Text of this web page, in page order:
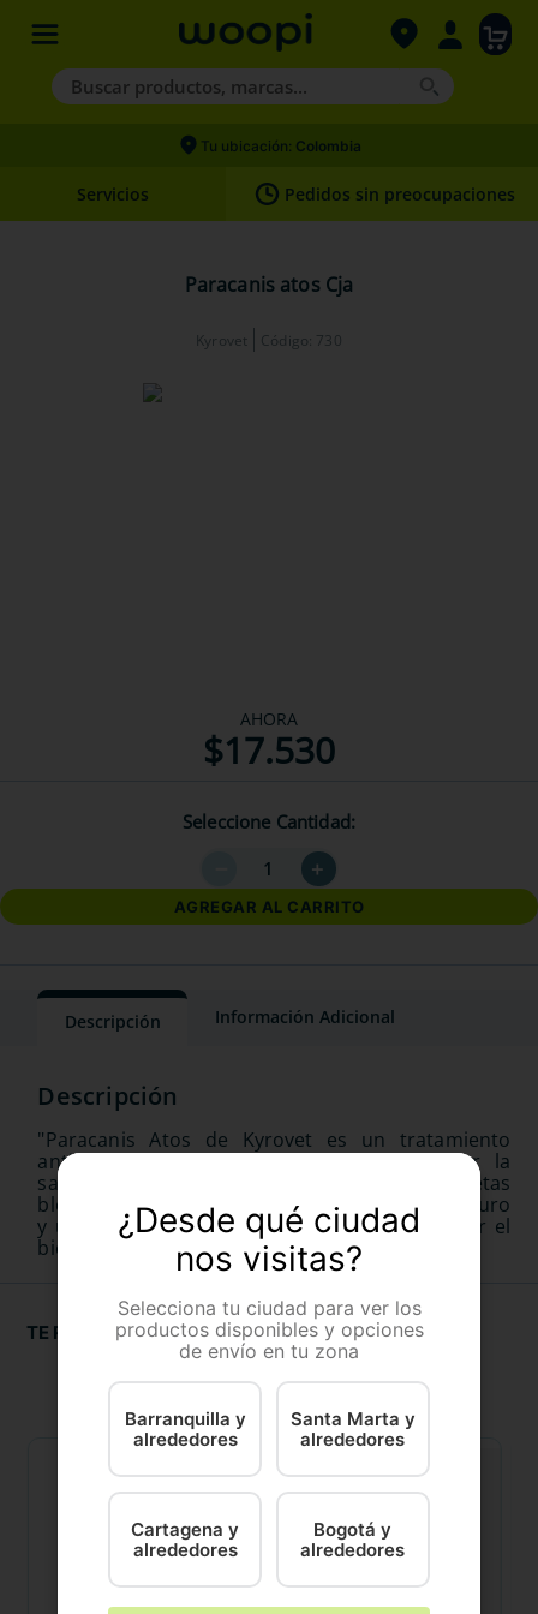
Buscar productos, marcas...
Términos más buscados
2.
hills
Tu ubicación: Colombia
Servicios Pedidos sin preocupaciones
Paracanis atos Cja
Kyrovet Código: 730
AHORA
$17.530
Seleccione Cantidad
＋
AGREGAR AL CARRITO
Descripción Información Adicional
"Paracanis Atos de Kyrovet es un tratamiento
antiparasitario indispensable para mantener la
salud de tu mascota. Esta caja de 2 tabletas
bloquea los ácaros, pulgas y garrapatas. Es seguro
y utiliza ingredientes naturales para garantizar el
bienestar de tu mascota."
TE RECOMENDAMOS
¿Desde qué ciudad
nos visitas?
Selecciona tu ciudad para ver los
productos disponibles y opciones
de envío en tu zona
Barranquilla y
alrededores
Santa Marta y
alrededores
Cartagena y
alrededores
Bogotá y
alrededores